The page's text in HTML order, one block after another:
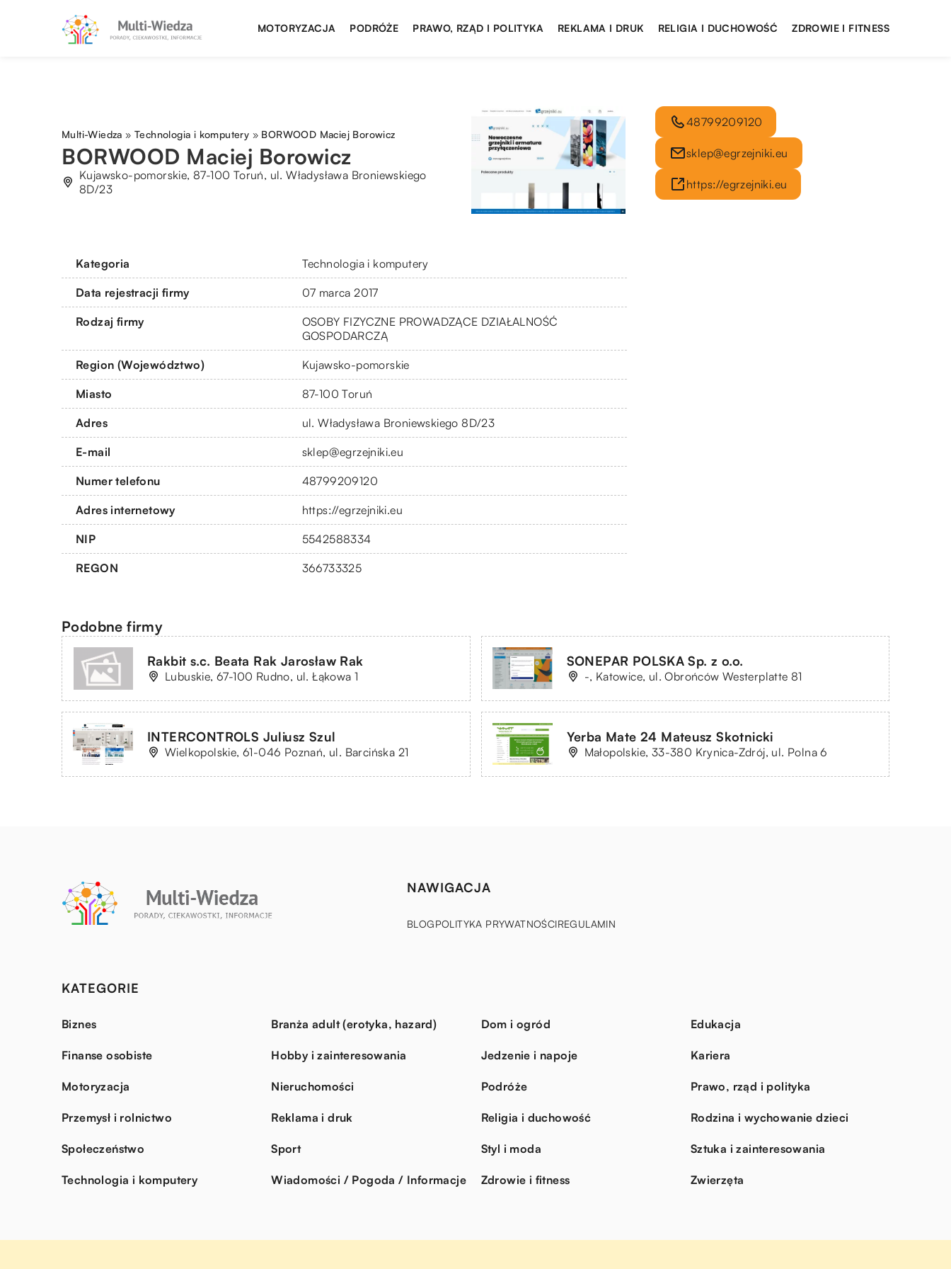
MOTORYZACJA PODRÓŻE PRAWO, RZĄD I POLITYKA REKLAMA I DRUK RELIGIA I DUCHOWOŚĆ ZDROWIE I FITNESS
Multi-Wiedza »Technologia i komputery » BORWOOD Maciej Borowicz
BORWOOD Maciej Borowicz
Kujawsko-pomorskie, 87-100 Toruń, ul. Władysława Broniewskiego
8D/23
Kategoria Technologia i komputery
Data rejestracji firmy 07 marca 2017
Rodzaj firmy
OSOBY FIZYCZNE PROWADZĄCE DZIAŁALNOŚĆ
GOSPODARCZĄ
Region (Województwo) Kujawsko-pomorskie
Miasto 87-100 Toruń
Adres ul. Władysława Broniewskiego 8D/23
E-mail sklep@egrzejniki.eu
Numer telefonu 48799209120
Adres internetowy https://egrzejniki.eu
NIP 5542588334
REGON 366733325
48799209120
sklep@egrzejniki.eu
https://egrzejniki.eu
Podobne firmy
Rakbit s.c. Beata Rak Jarosław Rak
Lubuskie, 67-100 Rudno, ul. Łąkowa 1
SONEPAR POLSKA Sp. z o.o.
-, Katowice, ul. Obrońców Westerplatte 81
INTERCONTROLS Juliusz Szul
Wielkopolskie, 61-046 Poznań, ul. Barcińska 21
Yerba Mate 24 Mateusz Skotnicki
Małopolskie, 33-380 Krynica-Zdrój, ul. Polna 6
NAWIGACJA
BLOGPOLITYKA PRYWATNOŚCIREGULAMIN
KATEGORIE
Biznes Branża adult (erotyka, hazard) Dom i ogród Edukacja
Finanse osobiste Hobby i zainteresowania Jedzenie i napoje Kariera
Motoryzacja Nieruchomości Podróże Prawo, rząd i polityka
Przemysł i rolnictwo Reklama i druk Religia i duchowość Rodzina i wychowanie dzieci
Społeczeństwo Sport Styl i moda Sztuka i zainteresowania
Technologia i komputery Wiadomości / Pogoda / Informacje Zdrowie i fitness Zwierzęta